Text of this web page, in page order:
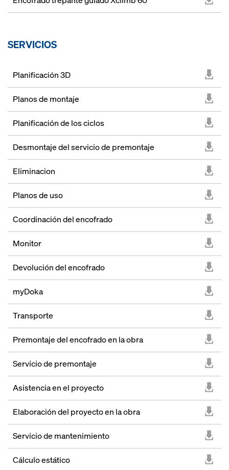
SERVICIOS
Planificación 3D
Planos de montaje
Planificación de los ciclos
Desmontaje del servicio de premontaje
Eliminacion
Planos de uso
Coordinación del encofrado
Monitor
Devolución del encofrado
myDoka
Transporte
Premontaje del encofrado en la obra
Servicio de premontaje
Asistencia en el proyecto
Elaboración del proyecto en la obra
Servicio de mantenimiento
Cálculo estático